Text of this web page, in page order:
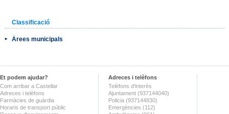
Classificació
Àrees municipals
Et podem ajudar?
Com arribar a Castellar
Adreces i telèfons
Farmàcies de guàrdia
Horaris de transport públic
Adreces i telèfons
Telèfons d'interès
Ajuntament (937144040)
Policia (937144830)
Emergències (112)